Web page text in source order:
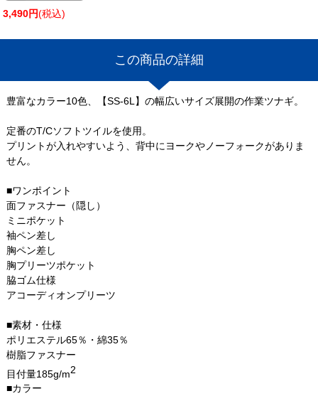
3,490円(税込)
この商品の詳細
豊富なカラー10色、【SS-6L】の幅広いサイズ展開の作業ツナギ。
定番のT/Cソフトツイルを使用。
プリントが入れやすいよう、背中にヨークやノーフォークがありま
せん。
■ワンポイント
面ファスナー（隠し）
ミニポケット
袖ペン差し
胸ペン差し
胸プリーツポケット
脇ゴム仕様
アコーディオンプリーツ
■素材・仕様
ポリエステル65％・綿35％
樹脂ファスナー
目付量185g/m2
■カラー